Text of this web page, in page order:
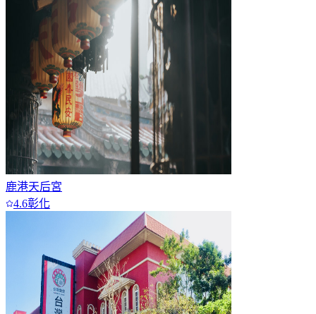
鹿港天后宮
4.6彰化